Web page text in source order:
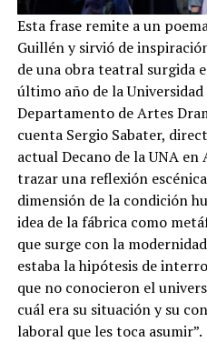
Esta frase remite a un
Guillén y sirvió de
de una obra teatral surgida
último año de la
Departamento de Artes
cuenta Sergio Sabater,
actual Decano de la UNA
trazar una reflexión
dimensión de la condición
idea de la fábrica como
que surge con la
estaba la hipótesis de
que no conocieron el
cuál era su situación y su
laboral que les toca asumir”.